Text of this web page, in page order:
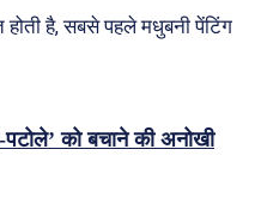
है, सबसे पहले मधुबनी पेंटिंग
पटोले’ को बचाने की अनोखी